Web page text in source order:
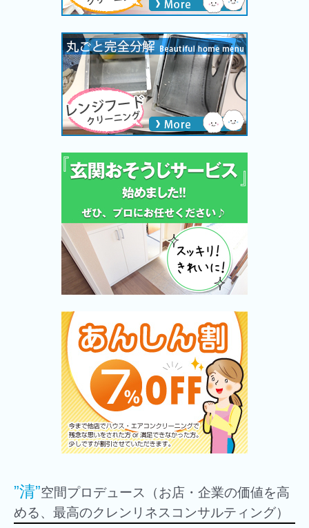
”清”空間プロデュース（お店・企業の価値を高
める、最高のクレンリネスコンサルティング）